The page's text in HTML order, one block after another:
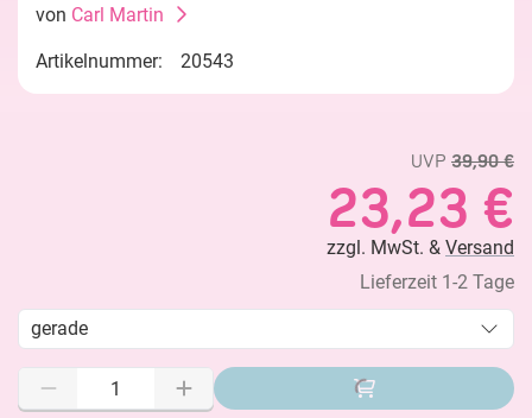
von Carl Martin
Artikelnummer: 20543
UVP 39,90 €
23,23 €
zzgl. MwSt. & Versand
Lieferzeit 1-2 Tage
gerade